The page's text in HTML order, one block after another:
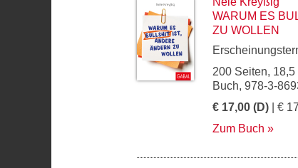
WARUM ES
ZU WOLLEN
200 Seiten, 18,5
Buch, 978-3-
€ 17,00 (D) | €
Zum Buch